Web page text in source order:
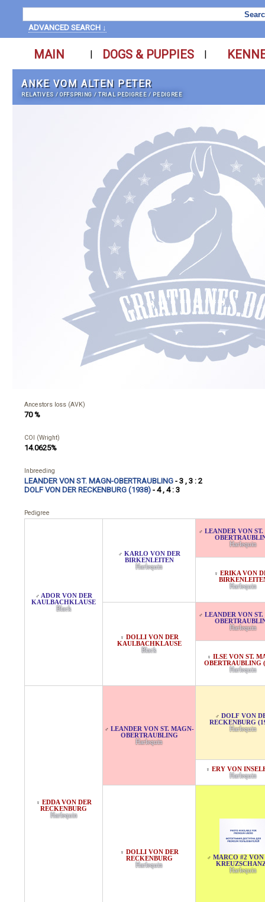
ADVANCED SEARCH ↓
MAIN | DOGS & PUPPIES |
ANKE VOM ALTEN PETER
RELATIVES /OFFSPRING /TRIAL PEDIGREE / PEDIGREE
Ancestors loss (AVK)
70 %
COI (Wright)
14.0625%
Inbreeding
LEANDER VON ST. MAGN-OBERTRAUBLING - 3 , 3 : 2
DOLF VON DER RECKENBURG (1938) - 4 , 4 : 3
Pedigree
♂ ADOR VON DER
KAULBACHKLAUSE
Black
♂ KARLO VON DER
BIRKENLEITEN
Harlequin
♂ LEANDER VON
Harlequin
♀ ERIKA VON
Harlequin
♀ DOLLI VON DER
KAULBACHKLAUSE
Black
♂ LEANDER VON
Harlequin
♀ ILSE VON ST.
OBERTRAUBLING
Harlequin
♀ EDDA VON DER
RECKENBURG
Harlequin
♂ LEANDER VON ST. MAGN-
OBERTRAUBLING
Harlequin
♂ DOLF VON
RECKENBURG
Harlequin
♀ ERY VON
Harlequin
♀ DOLLI VON DER
RECKENBURG
Harlequin
♂ MARCO #2 VON
Harlequin